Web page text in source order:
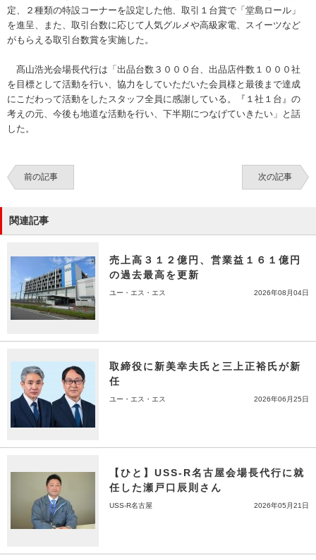
定、２種類の特設コーナーを設定した他、取引１台賞で「堂島ロール」
を進呈、また、取引台数に応じて人気グルメや高級家電、スイーツなど
がもらえる取引台数賞を実施した。
髙山浩光会場長代行は「出品台数３０００台、出品店件数１０００社
を目標として活動を行い、協力をしていただいた会員様と最後まで達成
にこだわって活動をしたスタッフ全員に感謝している。『１社１台』の
考えの元、今後も地道な活動を行い、下半期につなげていきたい」と話
した。
前の記事 次の記事
関連記事
売上高３１２億円、営業益１６１億円
の過去最高を更新
ユー・エス・エス 2026年08月04日
取締役に新美幸夫氏と三上正裕氏が新
任
ユー・エス・エス 2026年06月25日
【ひと】USS-R名古屋会場長代行に就
任した瀬戸口辰則さん
USS-R名古屋 2026年05月21日